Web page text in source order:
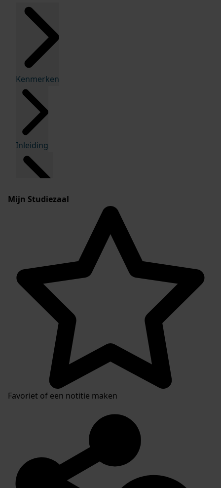
Kenmerken
Inleiding
Mijn Studiezaal
Favoriet of een notitie maken